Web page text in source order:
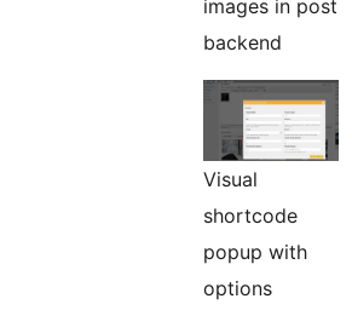
images in post
backend
Visual
shortcode
popup with
options